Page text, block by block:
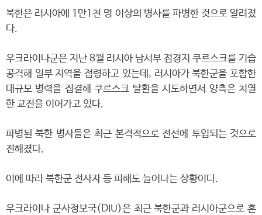
북한은 러시아에 1만1천 명 이상의 병사를 파병한 것으로 알려졌
다.
우크라이나군은 지난 8월 러시아 남서부 접경지 쿠르스크를 기습
공격해 일부 지역을 점령하고 있는데, 러시아가 북한군을 포함한
대규모 병력을 집결해 쿠르스크 탈환을 시도하면서 양측은 치열
한 교전을 이어가고 있다.
파병된 북한 병사들은 최근 본격적으로 전선에 투입되는 것으로
전해졌다.
이에 따라 북한군 전사자 등 피해도 늘어나는 상황이다.
우크라이나 군사정보국(DIU)은 최근 북한군과 러시아군으로 혼